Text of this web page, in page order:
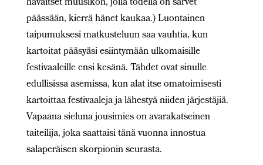
päässään, kierrä hänet kaukaa.) Luontainen
taipumuksesi matkusteluun saa vauhtia, kun
kartoitat pääsyäsi esiintymään ulkomaisille
festivaaleille ensi kesänä. Tähdet ovat sinulle
edullisissa asemissa, kun alat itse omatoimisesti
kartoittaa festivaaleja ja lähestyä niiden järjestäjiä.
Vapaana sieluna jousimies on avarakatseinen
taiteilija, joka saattaisi tänä vuonna innostua
salaperäisen skorpionin seurasta.